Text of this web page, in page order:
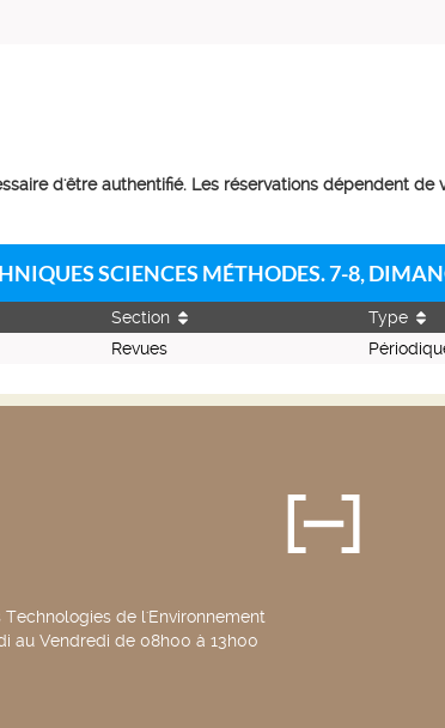
d'être authentifié. Les réservations dépendent de
SCIENCES MÉTHODES. 7-8,
Section Type
Revues
de l'Environnement
au Vendredi de 08h00 à 13h00